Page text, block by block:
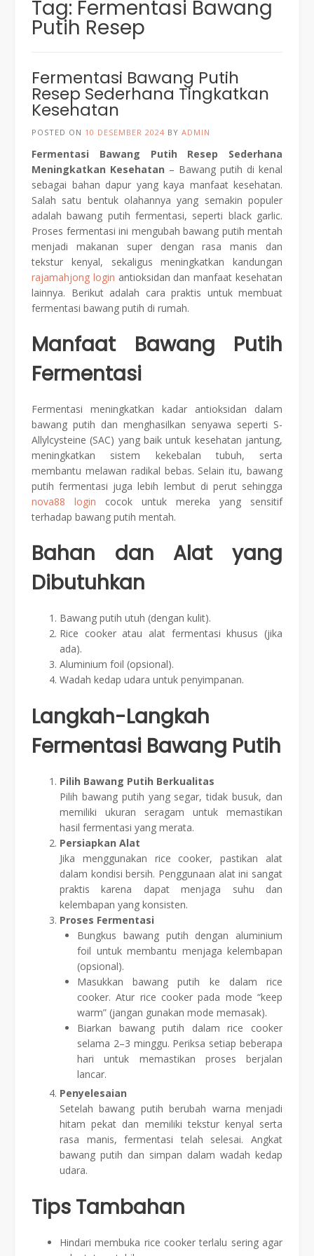
Tag: Fermentasi Bawang
Putih Resep
Fermentasi Bawang Putih
Resep Sederhana Tingkatkan
Kesehatan
POSTED ON 10 DESEMBER 2024 BY ADMIN
Fermentasi Bawang Putih Resep Sederhana
Meningkatkan Kesehatan – Bawang putih di kenal
sebagai bahan dapur yang kaya manfaat kesehatan.
Salah satu bentuk olahannya yang semakin populer
adalah bawang putih fermentasi, seperti black garlic.
Proses fermentasi ini mengubah bawang putih mentah
menjadi makanan super dengan rasa manis dan
tekstur kenyal, sekaligus meningkatkan kandungan
rajamahjong login antioksidan dan manfaat kesehatan
lainnya. Berikut adalah cara praktis untuk membuat
fermentasi bawang putih di rumah.
Manfaat Bawang Putih
Fermentasi
Fermentasi meningkatkan kadar antioksidan dalam
bawang putih dan menghasilkan senyawa seperti S-
Allylcysteine (SAC) yang baik untuk kesehatan jantung,
meningkatkan sistem kekebalan tubuh, serta
membantu melawan radikal bebas. Selain itu, bawang
putih fermentasi juga lebih lembut di perut sehingga
nova88 login cocok untuk mereka yang sensitif
terhadap bawang putih mentah.
Bahan dan Alat yang
Dibutuhkan
Bawang putih utuh (dengan kulit).
Rice cooker atau alat fermentasi khusus (jika
ada).
Aluminium foil (opsional).
Wadah kedap udara untuk penyimpanan.
Langkah-Langkah
Fermentasi Bawang Putih
Pilih Bawang Putih Berkualitas
Pilih bawang putih yang segar, tidak busuk, dan
memiliki ukuran seragam untuk memastikan
hasil fermentasi yang merata.
Persiapkan Alat
Jika menggunakan rice cooker, pastikan alat
dalam kondisi bersih. Penggunaan alat ini sangat
praktis karena dapat menjaga suhu dan
kelembapan yang konsisten.
Proses Fermentasi
Bungkus bawang putih dengan aluminium
foil untuk membantu menjaga kelembapan
(opsional).
Masukkan bawang putih ke dalam rice
cooker. Atur rice cooker pada mode “keep
warm” (jangan gunakan mode memasak).
Biarkan bawang putih dalam rice cooker
selama 2–3 minggu. Periksa setiap beberapa
hari untuk memastikan proses berjalan
lancar.
Penyelesaian
Setelah bawang putih berubah warna menjadi
hitam pekat dan memiliki tekstur kenyal serta
rasa manis, fermentasi telah selesai. Angkat
bawang putih dan simpan dalam wadah kedap
udara.
Tips Tambahan
Hindari membuka rice cooker terlalu sering agar